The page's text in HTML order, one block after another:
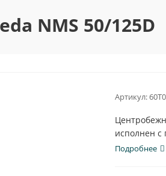
NMS 50/125D
Артикул:
исполнен
патрубком
Подробнее